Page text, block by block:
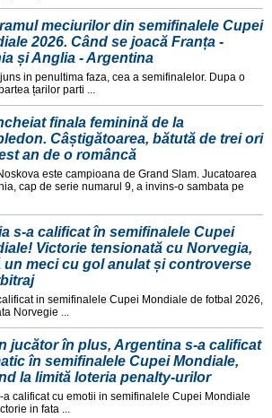
meciurilor din semifinalele Cupei
2026. Când se joacă Franța -
și Anglia - Argentina
in penultima faza, cea a semifinalelor. Dupa o
țarilor parti ...
finala feminină de la
Câștigătoarea, bătută de trei ori
an de o româncă
este campioana de Grand Slam. Jucatoarea
cap de serie numarul 9, a invins-o sambata pe
s-a calificat în semifinalele Cupei
Victorie tensionată cu Norvegia,
un meci cu gol anulat și controverse
in semifinalele Cupei Mondiale de fotbal 2026,
Norvegie ...
jucător în plus, Argentina s-a calificat
în semifinalele Cupei Mondiale,
la limită loteria penalty-urilor
calificat cu emotii in semifinalele Cupei Mondiale
in fata ...